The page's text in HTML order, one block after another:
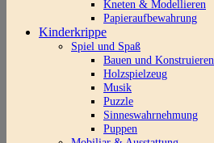
Kneten & Modellieren
Papieraufbewahrung
Kinderkrippe
Spiel und Spaß
Bauen und Konstruieren
Holzspielzeug
Musik
Puzzle
Sinneswahrnehmung
Puppen